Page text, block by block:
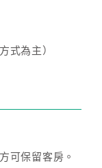
式為主）
可保留客房。